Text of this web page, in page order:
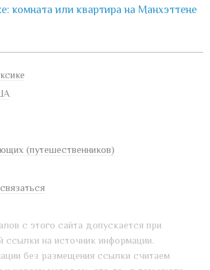
комната или квартира на Манхэттене
(путешественников)
с этого сайта допускается при
ссылки на источник информации.
без размещения ссылки считаем